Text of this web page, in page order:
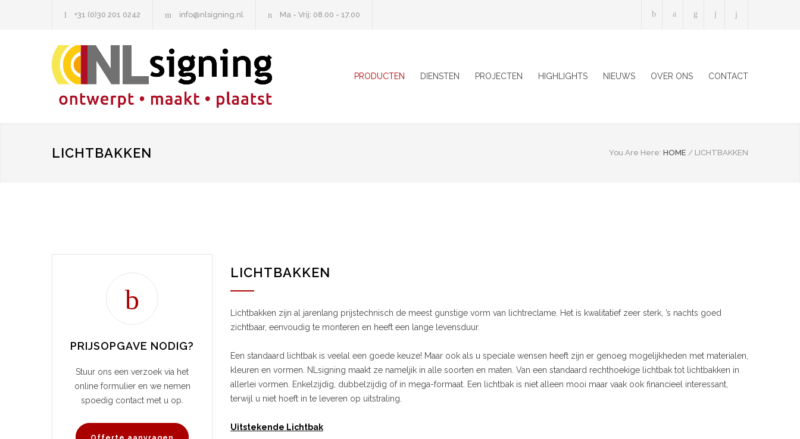
+31 (0)30 201 0242 info@nlsigning.nl Ma - Vrij: 08.00 - 17.00
PRODUCTEN DIENSTEN PROJECTEN HIGHLIGHTS NIEUWS OVER ONS CONTACT
LICHTBAKKEN You Are Here: HOME / LICHTBAKKEN
PRIJSOPGAVE NODIG?
Stuur ons een verzoek via het
online formulier en we nemen
spoedig contact met u op.
LICHTBAKKEN
Lichtbakken zijn al jarenlang prijstechnisch de meest gunstige vorm van lichtreclame. Het is kwalitatief zeer sterk, ’s nachts goed
zichtbaar, eenvoudig te monteren en heeft een lange levensduur.
Een standaard lichtbak is veelal een goede keuze! Maar ook als u speciale wensen heeft zijn er genoeg mogelijkheden met materialen,
kleuren en vormen. NLsigning maakt ze nameljik in alle soorten en maten. Van een standaard rechthoekige lichtbak tot lichtbakken in
allerlei vormen. Enkelzijdig, dubbelzijdig of in mega-formaat. Een lichtbak is niet alleen mooi maar vaak ook financieel interessant,
terwijl u niet hoeft in te leveren op uitstraling.
Uitstekende Lichtbak